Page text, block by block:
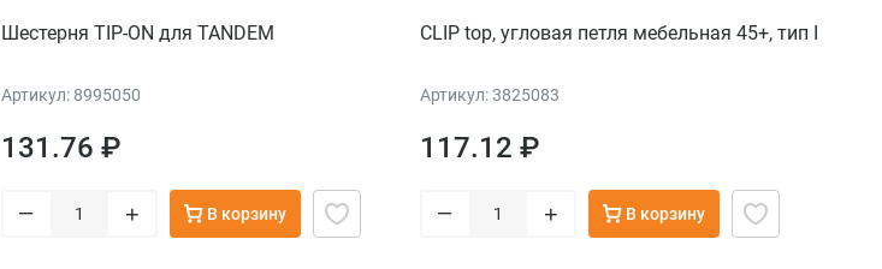
Шестерня TIP-ON для TANDEM
Артикул: 8995050
131.76 ₽
– + В корзину
CLIP top, угловая петля мебельная 45+, тип I
Артикул: 3825083
117.12 ₽
– + В корзину